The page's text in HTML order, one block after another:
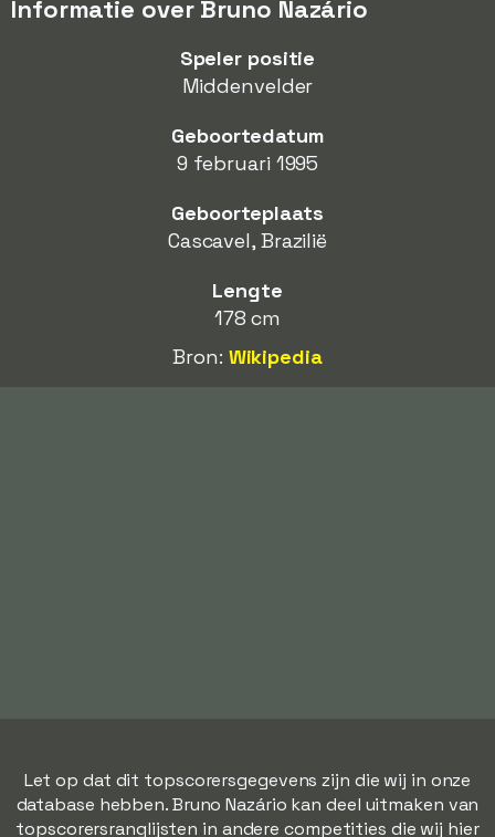
Informatie over Bruno Nazário
Speler positie
Middenvelder
Geboortedatum
9 februari 1995
Geboorteplaats
Cascavel, Brazilië
Lengte
178 cm
Bron: Wikipedia
Let op dat dit topscorersgegevens zijn die wij in onze
database hebben. Bruno Nazário kan deel uitmaken van
topscorersranglijsten in andere competities die wij hier